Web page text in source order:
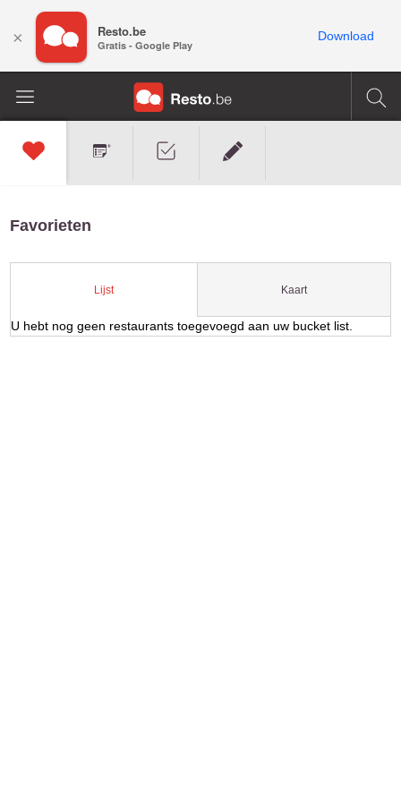
Favorieten
Lijst Kaart
U hebt nog geen restaurants toegevoegd aan uw bucket list.
× Resto.be
Gratis - Google Play
Download